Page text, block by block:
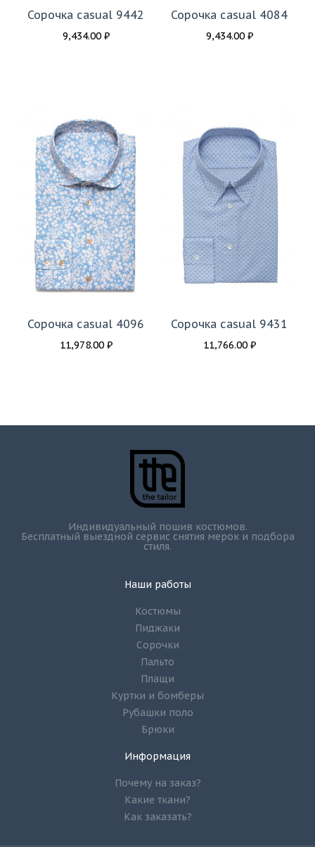
Сорочка casual 9442
9,434.00 ₽
Сорочка casual 4084
9,434.00 ₽
Сорочка casual 4096
11,978.00 ₽
Сорочка casual 9431
11,766.00 ₽
Индивидуальный пошив костюмов.
Бесплатный выездной сервис снятия мерок и подбора
стиля.
Наши работы
Костюмы
Пиджаки
Сорочки
Пальто
Плащи
Куртки и бомберы
Рубашки поло
Брюки
Информация
Почему на заказ?
Какие ткани?
Как заказать?